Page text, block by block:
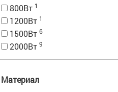
800Вт 1
1200Вт 1
1500Вт 6
2000Вт 9
Материал